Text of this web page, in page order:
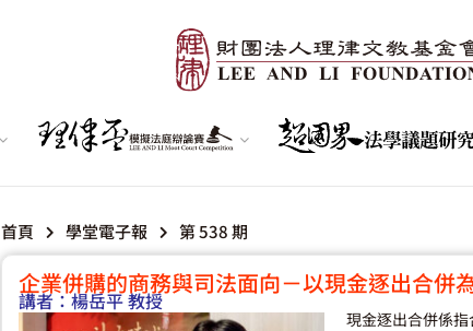
首頁 學堂電子報 第 538 期
企業併購的商務與司法面向－以現金逐出合併
講者：楊岳平 教授
現金逐出合併係